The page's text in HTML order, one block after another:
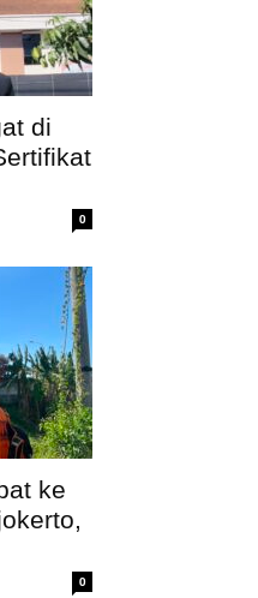
di
0
ke
0